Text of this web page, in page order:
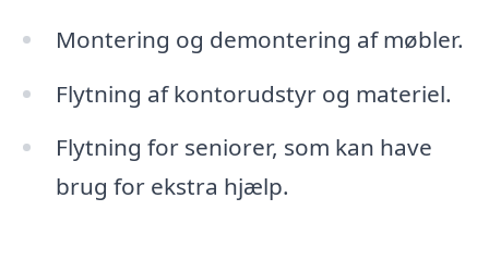
Montering og demontering af møbler.
Flytning af kontorudstyr og materiel.
Flytning for seniorer, som kan have
brug for ekstra hjælp.